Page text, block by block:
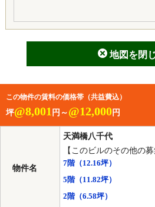
地図を閉
この物件の賃料の価格帯（共益費込）
坪@8,001 円～ @12,000 円
物件名
天満橋八千代
【このビルのその他の募
7階（12.16坪）
5階（11.82坪）
2階（6.58坪）